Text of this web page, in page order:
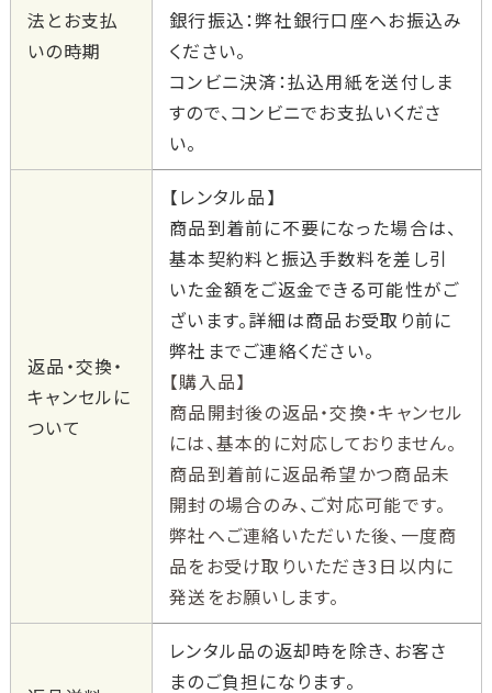
法とお支払
いの時期
銀行振込：弊社銀行口座へお振込み
ください。
コンビニ決済：払込用紙を送付しま
すので、コンビニでお支払いくださ
い。
返品・交換・
キャンセルに
ついて
【レンタル品】
商品到着前に不要になった場合は、
基本契約料と振込手数料を差し引
いた金額をご返金できる可能性がご
ざいます。詳細は商品お受取り前に
弊社までご連絡ください。
【購入品】
商品開封後の返品・交換・キャンセル
には、基本的に対応しておりません。
商品到着前に返品希望かつ商品未
開封の場合のみ、ご対応可能です。
弊社へご連絡いただいた後、一度商
品をお受け取りいただき3日以内に
発送をお願いします。
レンタル品の返却時を除き、お客さ
まのご負担になります。